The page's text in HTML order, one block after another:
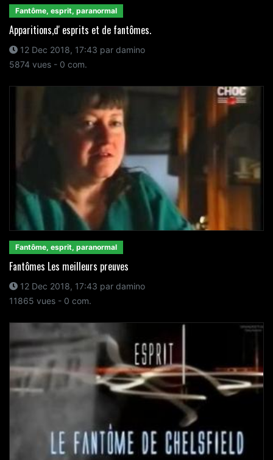
Fantôme, esprit, paranormal
Apparitions,d' esprits et de fantômes.
12 Dec 2018, 17:43 par damino
5874 vues - 0 com.
Fantôme, esprit, paranormal
Fantômes Les meilleurs preuves
12 Dec 2018, 17:43 par damino
11865 vues - 0 com.